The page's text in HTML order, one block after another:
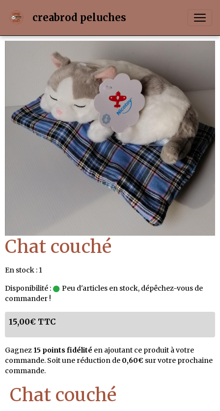
creabrod peluches
Chat couché
En stock : 1
Disponibilité :
Peu d'articles en stock, dépêchez-vous de
commander !
15,00€ TTC
Gagnez 15 points fidélité en ajoutant ce produit à votre
commande. Soit une réduction de 0,60€ sur votre prochaine
commande.
Chat couché